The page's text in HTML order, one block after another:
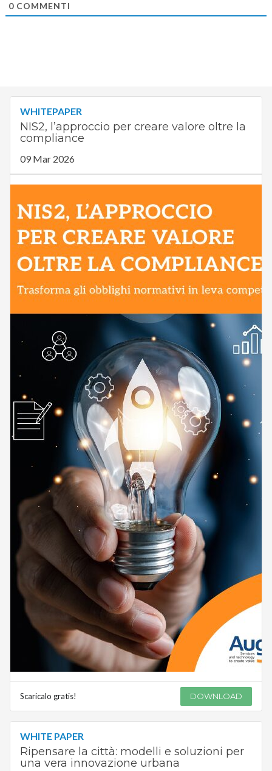
0COMMENTI
WHITEPAPER
NIS2, l’approccio per creare valore oltre la
compliance
09 Mar 2026
Scaricalo gratis! DOWNLOAD
WHITE PAPER
Ripensare la città: modelli e soluzioni per
una vera innovazione urbana